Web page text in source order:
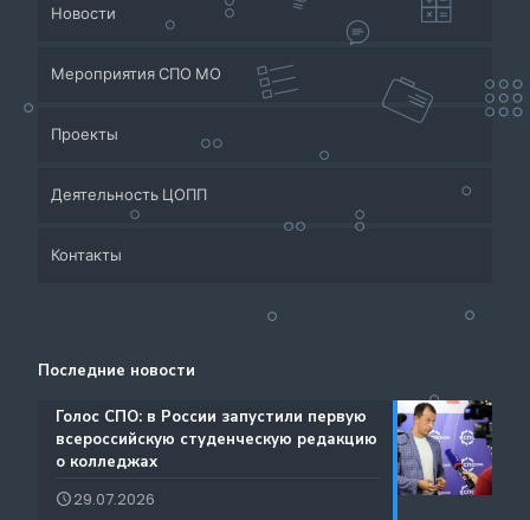
Новости
Мероприятия СПО МО
Проекты
Приёмная кампания
Система СПО Московской области
Аналитический отдел содействия трудоустройству
Каталог образовательных программ
Международная деятельность
Деятельность ЦОПП
Банк партнеров
Центр содействия занятости учащейся молодежи и
Документы
Истории Успеха
Контакты
Ресурсы ЦОПП МО
Последние новости
️Голос СПО: в России запустили первую
всероссийскую студенческую редакцию
о колледжах
29.07.2026